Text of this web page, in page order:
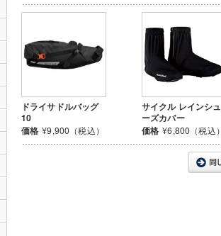
ドライサドルバッグ
10
価格 ¥9,900（税込）
サイクル レインシュ
ーズカバー
価格 ¥6,800（税込）